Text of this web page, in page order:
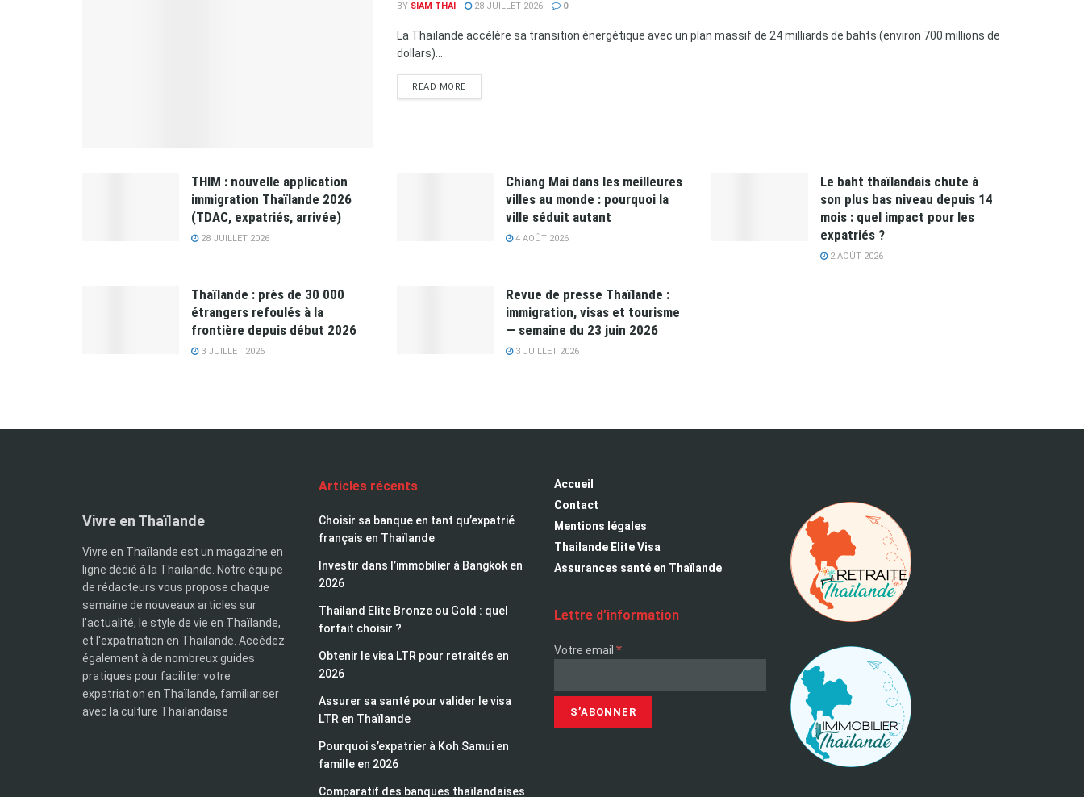
BY SIAM THAI 28 JUILLET 2026 0
La Thaïlande accélère sa transition énergétique avec un plan massif de 24 milliards de bahts (environ 700 millions de
dollars)...
READ MORE
THIM : nouvelle application
immigration Thaïlande 2026
(TDAC, expatriés, arrivée)
28 JUILLET 2026
Chiang Mai dans les meilleures
villes au monde : pourquoi la
ville séduit autant
4 AOÛT 2026
Le baht thaïlandais chute à
son plus bas niveau depuis 14
mois : quel impact pour les
expatriés ?
2 AOÛT 2026
Thaïlande : près de 30 000
étrangers refoulés à la
frontière depuis début 2026
3 JUILLET 2026
Revue de presse Thaïlande :
immigration, visas et tourisme
— semaine du 23 juin 2026
3 JUILLET 2026
Vivre en Thaïlande
Vivre en Thaïlande est un magazine en
ligne dédié à la Thaïlande. Notre équipe
de rédacteurs vous propose chaque
semaine de nouveaux articles sur
l'actualité, le style de vie en Thaïlande,
et l'expatriation en Thaïlande. Accédez
également à de nombreux guides
pratiques pour faciliter votre
expatriation en Thaïlande, familiariser
avec la culture Thaïlandaise
Articles récents
Choisir sa banque en tant qu’expatrié
français en Thaïlande
Investir dans l’immobilier à Bangkok en
2026
Thailand Elite Bronze ou Gold : quel
forfait choisir ?
Obtenir le visa LTR pour retraités en
2026
Assurer sa santé pour valider le visa
LTR en Thaïlande
Pourquoi s’expatrier à Koh Samui en
famille en 2026
Comparatif des banques thaïlandaises
Accueil
Contact
Mentions légales
Thailande Elite Visa
Assurances santé en Thaïlande
Lettre d’information
Votre email *